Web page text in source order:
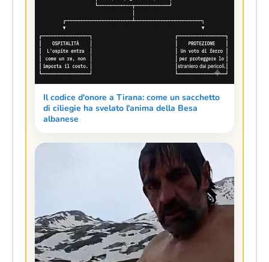
Il codice d'onore a Tirana: come un sacchetto
di ciliegie ha svelato l'anima della Besa
albanese